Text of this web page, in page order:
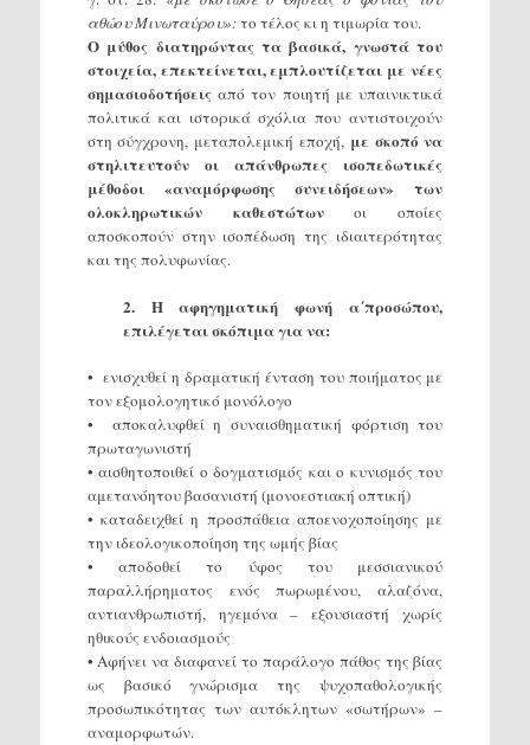
αθώου Μινωταύρου»:το τέλος κι η τιμωρία του.
Ο μύθος διατηρώντας τα βασικά, γνωστά του
στοιχεία, επεκτείνεται, εμπλουτίζεται με νέες
σημασιοδοτήσεις από τον ποιητή με υπαινικτικά
πολιτικά και ιστορικά σχόλια που αντιστοιχούν
στη σύγχρονη, μεταπολεμική εποχή, με σκοπό να
στηλιτευτούν οι απάνθρωπες ισοπεδωτικές
μέθοδοι «αναμόρφωσης συνειδήσεων» των
ολοκληρωτικών καθεστώτωνοι οποίες
αποσκοπούν στην ισοπέδωση της ιδιαιτερότητας
και της πολυφωνίας.
2. Η αφηγηματική φωνή α΄προσώπου,
επιλέγεται σκόπιμα για να:
• ενισχυθεί η δραματική ένταση του ποιήματος με
τον εξομολογητικό μονόλογο
• αποκαλυφθεί η συναισθηματική φόρτιση του
πρωταγωνιστή
• αισθητοποιθεί ο δογματισμός και ο κυνισμός του
αμετανόητου βασανιστή (μονοεστιακή οπτική)
• καταδειχθεί η προσπάθεια αποενοχοποίησης με
την ιδεολογικοποίηση της ωμής βίας
• αποδοθεί το ύφος του μεσσιανικού
παραλλήρηματος ενός πωρωμένου, αλαζόνα,
αντιανθρωπιστή, ηγεμόνα – εξουσιαστή χωρίς
ηθικούς ενδοιασμούς
• Αφήνει να διαφανεί το παράλογο πάθος της βίας
ως βασικό γνώρισμα της ψυχοπαθολογικής
προσωπικότητας των αυτόκλητων «σωτήρων» –
αναμορφωτών.